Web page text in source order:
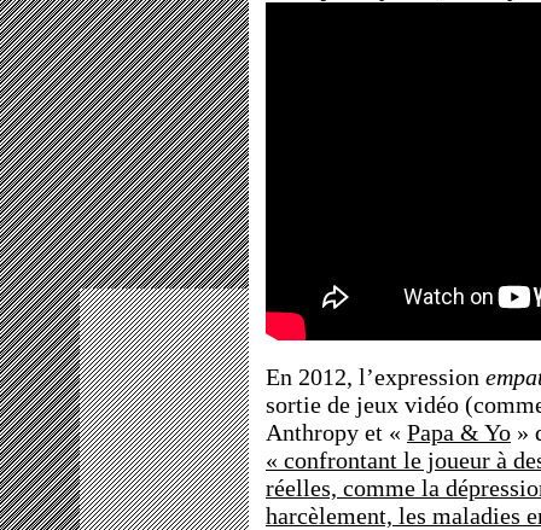
En 2012, l’expression
sortie de jeux vidéo
Anthropy et « Papa & Yo »
« confrontant le joueur à
réelles, comme la
harcèlement, les maladies